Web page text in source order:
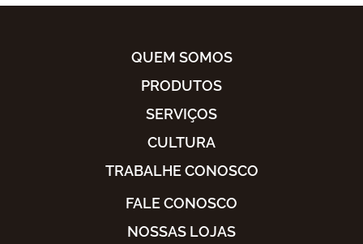
QUEM SOMOS
PRODUTOS
SERVIÇOS
CULTURA
TRABALHE CONOSCO
FALE CONOSCO
NOSSAS LOJAS